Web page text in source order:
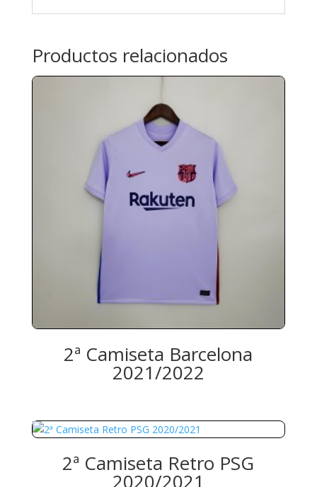
Productos relacionados
2ª Camiseta Barcelona
2021/2022
2ª Camiseta Retro PSG
2020/2021